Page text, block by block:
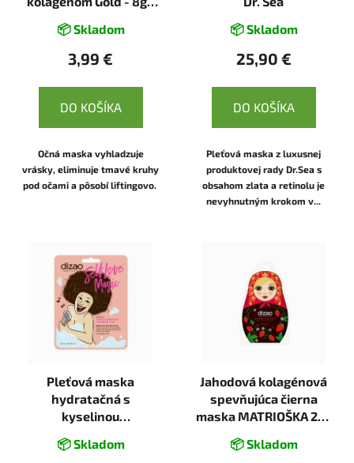
📦 Skladom
3,99 €
DO KOŠÍKA
Očná maska vyhladzuje
vrásky, eliminuje tmavé kruhy
pod očami a pôsobí liftingovo.
📦 Skladom
25,90 €
DO KOŠÍKA
Pleťová maska z luxusnej
produktovej rady Dr.Sea s
obsahom zlata a retinolu je
nevyhnutným krokom v...
Pleťová maska
hydratačná s
kyselinou
Dizao
📦 Skladom
Jahodová kolagénová
spevňujúca čierna
maska MATRIOŠKA 25g
📦 Skladom